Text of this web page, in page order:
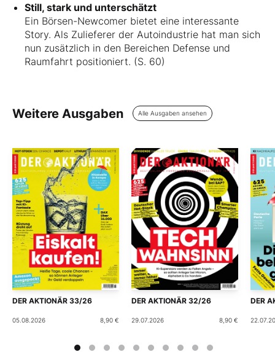
Still, stark und unterschätzt
Ein Börsen-Newcomer bietet eine interessante
Story. Als Zulieferer der Autoindustrie hat man sich
nun zusätzlich in den Bereichen Defense und
Raumfahrt positioniert. (S. 60)
Weitere Ausgaben Alle Ausgaben ansehen
DER AKTIONÄR 33/26
05.08.2026 8,90 €
DER AKTIONÄR 32/26
29.07.2026 8,90 €
DER